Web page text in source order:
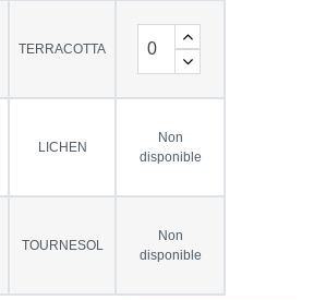
TERRACOTTA
LICHEN
Non
disponible
TOURNESOL
Non
disponible